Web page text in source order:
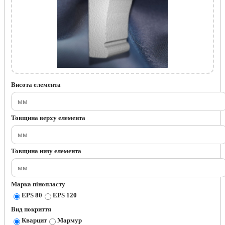
Висота елемента
Товщина верху елемента
Товщина низу елемента
Марка пінопласту
EPS 80
EPS 120
Вид покриття
Кварцит
Мармур